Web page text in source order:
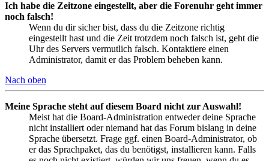
Ich habe die Zeitzone eingestellt, aber die Forenuhr geht immer
noch falsch!
Wenn du dir sicher bist, dass du die Zeitzone richtig
eingestellt hast und die Zeit trotzdem noch falsch ist, geht die
Uhr des Servers vermutlich falsch. Kontaktiere einen
Administrator, damit er das Problem beheben kann.
Nach oben
Meine Sprache steht auf diesem Board nicht zur Auswahl!
Meist hat die Board-Administration entweder deine Sprache
nicht installiert oder niemand hat das Forum bislang in deine
Sprache übersetzt. Frage ggf. einen Board-Administrator, ob
er das Sprachpaket, das du benötigst, installieren kann. Falls